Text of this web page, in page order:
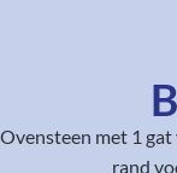
Ovensteen met 1
rand